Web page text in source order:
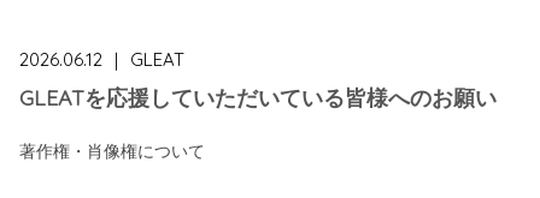
2026.06.12 ｜ GLEAT
GLEATを応援していただいている皆様へのお願い
著作権・肖像権について